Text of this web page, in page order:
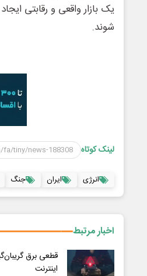
یک بازار واقعی و رقابتی
شوند.
لینک کوتاه
انرژی ایران جنگ
اخبار مرتبط
قطعی‌ برق
اینترنت